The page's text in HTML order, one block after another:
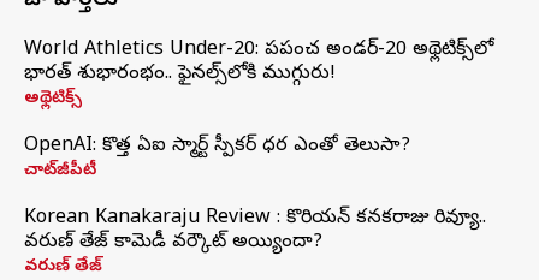
World Athletics Under-20: ప్రపంచ అండర్-20 అథ్లెటిక్స్‌లో
భారత్‌ శుభారంభం.. ఫైనల్స్‌లోకి ముగ్గురు!
అథ్లెటిక్స్
OpenAI: కొత్త ఏఐ స్మార్ట్ స్పీకర్ ధర ఎంతో తెలుసా?
చాట్‌జీపీటీ
Korean Kanakaraju Review : కొరియన్ కనకరాజు రివ్యూ..
వరుణ్ తేజ్ కామెడీ వర్కౌట్ అయ్యిందా?
వరుణ్ తేజ్